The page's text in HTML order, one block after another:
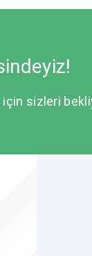
için sizleri